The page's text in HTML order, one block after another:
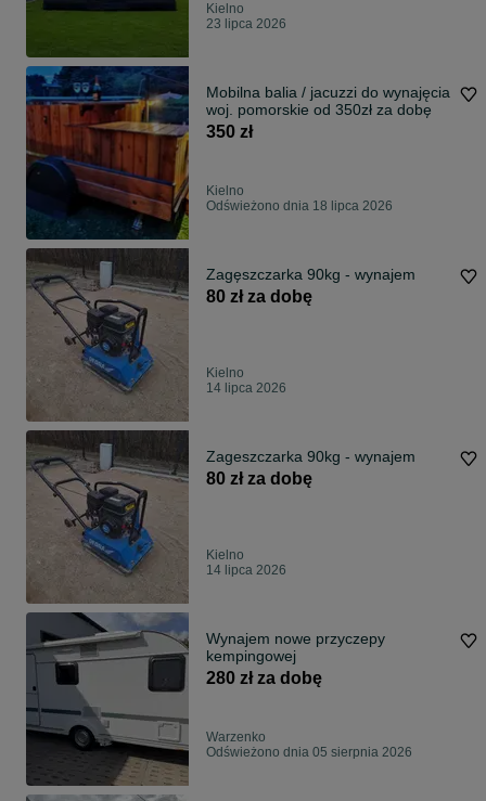
Kielno
23 lipca 2026
Mobilna balia / jacuzzi do wynajęcia
woj. pomorskie od 350zł za dobę
350 zł
Kielno
Odświeżono dnia 18 lipca 2026
Zagęszczarka 90kg - wynajem
80 zł za dobę
Kielno
14 lipca 2026
Zageszczarka 90kg - wynajem
80 zł za dobę
Kielno
14 lipca 2026
Wynajem nowe przyczepy
kempingowej
280 zł za dobę
Warzenko
Odświeżono dnia 05 sierpnia 2026